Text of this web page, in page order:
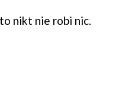
nikt nie robi nic.